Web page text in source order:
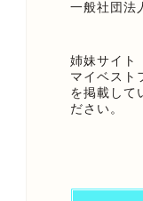
一般社団
姉妹サイト
マイベスト
を掲載して
ださい。